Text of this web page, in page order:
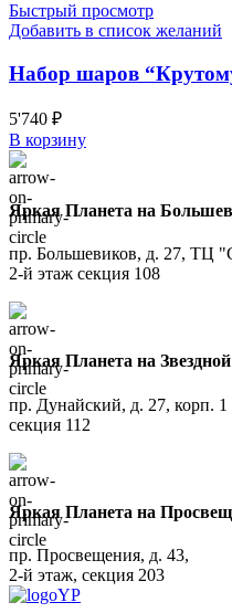
Быстрый просмотр
Добавить в список желаний
Набор шаров
5'740 ₽
В корзину
Яркая Планета на
пр. Большевиков, д. 27, ТЦ
2-й этаж секция 108
Яркая Планета на Звездной
пр. Дунайский, д. 27, корп.
секция 112
Яркая Планета на
пр. Просвещения, д. 43,
2-й этаж, секция 203